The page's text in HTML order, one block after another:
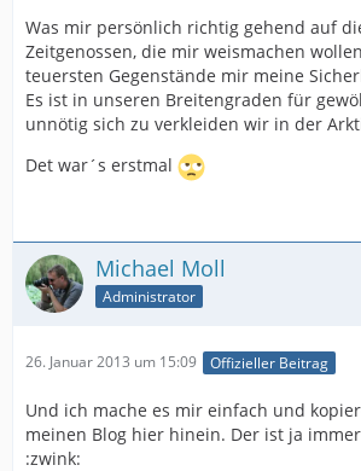
Was mir persönlich richtig gehend auf
Zeitgenossen, die mir weismachen
teuersten Gegenstände mir meine
Es ist in unseren Breitengraden für
unnötig sich zu verkleiden wir in der
Det war´s erstmal
Michael Moll
Administrator
26. Januar 2013 um 15:09 Offizieller Beitrag
Und ich mache es mir einfach und
meinen Blog hier hinein. Der ist ja
:zwink: